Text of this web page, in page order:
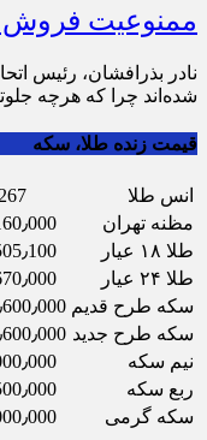
ممنوعیت فروش
نادر بذرافشان، رئیس
شده‌اند چرا که هرچه
قیمت زنده طلا، سکه
انس طلا $ 4٫267
مظنه تهران
طلا ۱۸ عیار
طلا ۲۴ عیار
سکه طرح قدیم
سکه طرح جدید
نیم سکه
ربع سکه
سکه گرمی